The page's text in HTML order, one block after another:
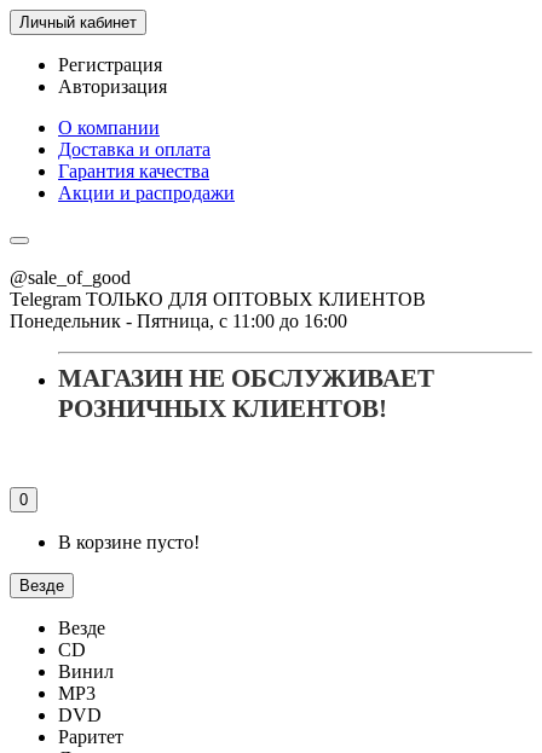
Личный кабинет
Регистрация
Авторизация
О компании
Доставка и оплата
Гарантия качества
Акции и распродажи
@sale_of_good
Telegram ТОЛЬКО ДЛЯ ОПТОВЫХ КЛИЕНТОВ
Понедельник - Пятница, с 11:00 до 16:00
МАГАЗИН НЕ ОБСЛУЖИВАЕТ
РОЗНИЧНЫХ КЛИЕНТОВ!
0
В корзине пусто!
Везде
Везде
CD
Винил
MP3
DVD
Раритет